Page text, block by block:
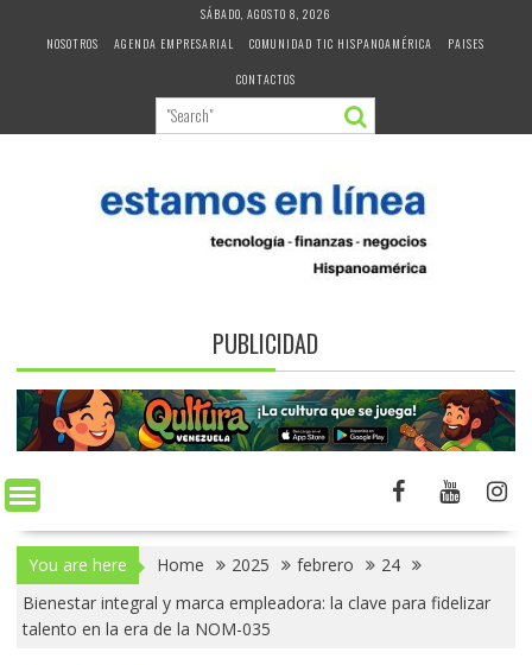
SÁBADO, AGOSTO 8, 2026
NOSOTROS
AGENDA EMPRESARIAL COMUNIDAD TIC HISPANOAMÉRICA
PAISES
CONTACTOS
PUBLICIDAD
You are here Home 2025 febrero
24
Bienestar integral y marca empleadora: la clave para fidelizar
talento en la era de la NOM-035